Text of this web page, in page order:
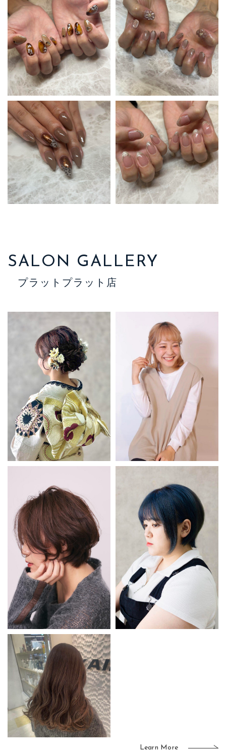
SALON GALLERY
プラットプラット店
Learn More